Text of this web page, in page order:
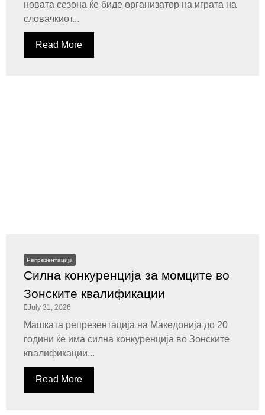
новата сезона ќе биде организатор на играта на
словачкиот...
Read More
Репрезентација
Силна конкуренција за момците во
Зонските квалификации
July 31, 2026
Машката репрезентација на Македонија до 20
години ќе има силна конкуренција во Зонските
квалификации...
Read More